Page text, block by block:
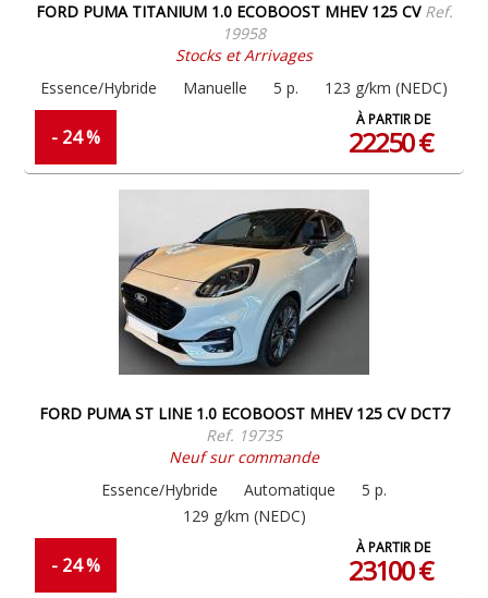
FORD PUMA TITANIUM 1.0 ECOBOOST MHEV 125 CV Ref.
19958
Stocks et Arrivages
Essence/Hybride
Manuelle 5 p. 123 g/km (NEDC)
- 24 %
À PARTIR DE
22250 €
FORD PUMA ST LINE 1.0 ECOBOOST MHEV 125 CV DCT7
Ref. 19735
Neuf sur commande
Essence/Hybride
Automatique
5 p.
129 g/km (NEDC)
- 24 %
À PARTIR DE
23100 €